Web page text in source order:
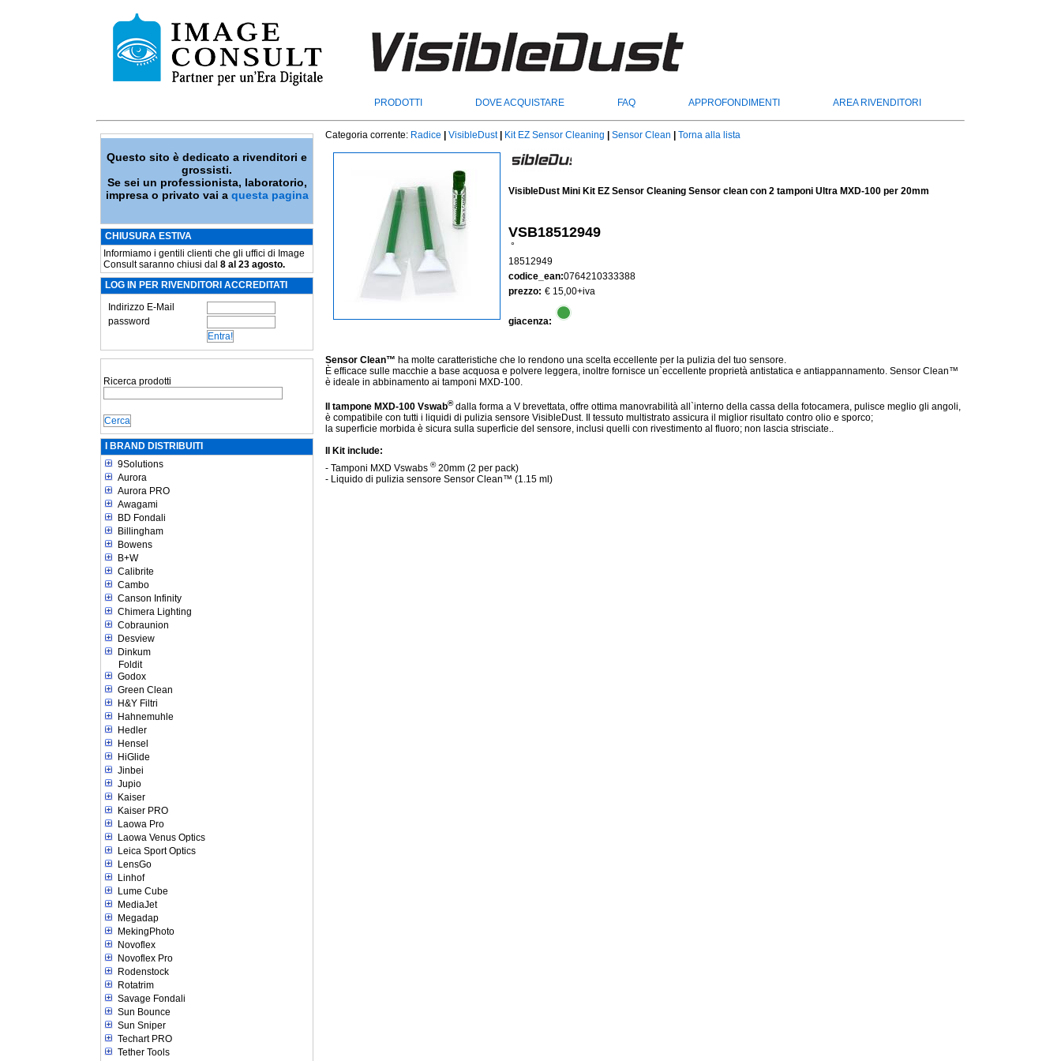
PRODOTTI DOVE ACQUISTARE FAQ APPROFONDIMENTI AREA RIVENDITORI
Questo sito è dedicato a rivenditori e
grossisti.
Se sei un professionista, laboratorio,
impresa o privato vai a questa pagina
CHIUSURA ESTIVA
Informiamo i gentili clienti che gli uffici di Image
Consult saranno chiusi dal 8 al 23 agosto.
LOG IN PER RIVENDITORI ACCREDITATI
Indirizzo E-Mail
password
Ricerca prodotti
I BRAND DISTRIBUITI
9Solutions
Aurora
Aurora PRO
Awagami
BD Fondali
Billingham
Bowens
B+W
Calibrite
Cambo
Canson Infinity
Chimera Lighting
Cobraunion
Desview
Dinkum
Foldit
Godox
Green Clean
H&Y Filtri
Hahnemuhle
Hedler
Hensel
HiGlide
Jinbei
Jupio
Kaiser
Kaiser PRO
Laowa Pro
Laowa Venus Optics
Leica Sport Optics
LensGo
Linhof
Lume Cube
MediaJet
Megadap
MekingPhoto
Novoflex
Novoflex Pro
Rodenstock
Rotatrim
Savage Fondali
Sun Bounce
Sun Sniper
Techart PRO
Tether Tools
Categoria corrente: Radice VisibleDust Kit EZ Sensor Cleaning Sensor Clean Torna alla lista
VisibleDust Mini Kit EZ Sensor Cleaning Sensor clean con 2 tamponi Ultra MXD-100 per 20mm
VSB18512949
°
18512949
codice_ean:0764210333388
prezzo: € 15,00+iva
giacenza:
Sensor Clean™ ha molte caratteristiche che lo rendono una scelta eccellente per la pulizia del tuo sensore.
È efficace sulle macchie a base acquosa e polvere leggera, inoltre fornisce un`eccellente proprietà antistatica e antiappannamento. Sensor Clean™
è ideale in abbinamento ai tamponi MXD-100.
Il tampone MXD-100 Vswab®dalla forma a V brevettata, offre ottima manovrabilità all`interno della cassa della fotocamera, pulisce meglio gli angoli,
è compatibile con tutti i liquidi di pulizia sensore VisibleDust. Il tessuto multistrato assicura il miglior risultato contro olio e sporco;
la superficie morbida è sicura sulla superficie del sensore, inclusi quelli con rivestimento al fluoro; non lascia strisciate..
Il Kit include:
- Tamponi MXD Vswabs ®20mm (2 per pack)
- Liquido di pulizia sensore Sensor Clean™ (1.15 ml)